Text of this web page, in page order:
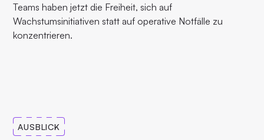
Teams haben jetzt die Freiheit, sich auf
Wachstumsinitiativen statt auf operative Notfälle zu
konzentrieren.
AUSBLICK